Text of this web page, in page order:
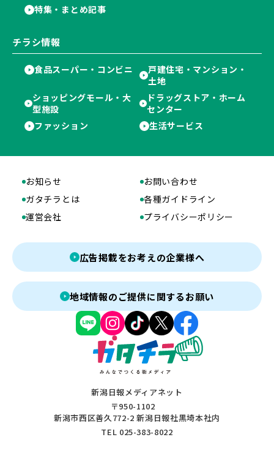
特集・まとめ記事
チラシ情報
食品スーパー・コンビニ
戸建住宅・マンション・
土地
ショッピングモール・大
型施設
ドラッグストア・ホーム
センター
ファッション
生活サービス
新潟日報メディアネット
〒950-1102
新潟市西区善久772-2 新潟日報社黒埼本社内
TEL 025-383-8022
お知らせ
お問い合わせ
ガタチラとは
各種ガイドライン
運営会社
プライバシーポリシー
広告掲載をお考えの企業様へ
地域情報のご提供に関するお願い